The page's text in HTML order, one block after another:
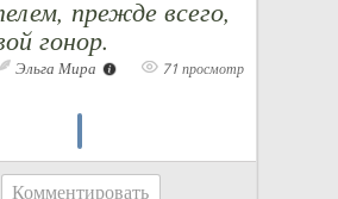
прежде всего,
гонор.
Эльга Мира 71 просмотр
Комментировать